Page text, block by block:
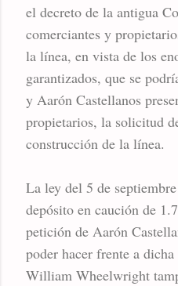
el decreto de la antigua
comerciantes y
la línea, en vista de los
garantizados, que se
y Aarón Castellanos
propietarios, la solicitud
construcción de la línea.
La ley del 5 de
depósito en caución de
petición de Aarón
poder hacer frente a
William Wheelwright